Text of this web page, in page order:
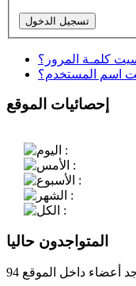
كلمـة المرور؟
اسم المستخدم؟
إحصائيات الموقع
المتواجدون حاليا
أعضاء داخل الموقع